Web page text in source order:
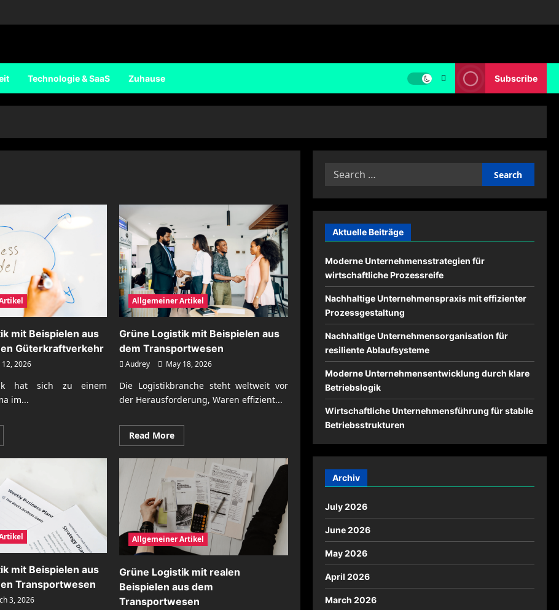
Technologie & SaaS Zuhause Subscribe
mit Beispielen aus
Güterkraftverkehr
12, 2026
hat sich zu einem
im...
Allgemeiner Artikel
Grüne Logistik mit Beispielen aus
dem Transportwesen
Audrey May 18, 2026
Die Logistikbranche steht weltweit vor
der Herausforderung, Waren effizient...
Read MoreRead
more
Grüne
Logistik
mit
Beispielen
aus
dem
Transportwesen
mit Beispielen aus
Transportwesen
3, 2026
Allgemeiner Artikel
Grüne Logistik mit realen
Beispielen aus dem
Transportwesen
Search
Aktuelle Beiträge
Moderne Unternehmensstrategien für
wirtschaftliche Prozessreife
Nachhaltige Unternehmenspraxis mit effizienter
Prozessgestaltung
Nachhaltige Unternehmensorganisation für
resiliente Ablaufsysteme
Moderne Unternehmensentwicklung durch klare
Betriebslogik
Wirtschaftliche Unternehmensführung für stabile
Betriebsstrukturen
Archiv
July 2026
June 2026
May 2026
April 2026
March 2026